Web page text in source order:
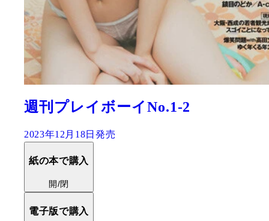
週刊プレイボーイNo.1-2
2023年12月18日発売
紙の本で購入
開/閉
電子版で購入